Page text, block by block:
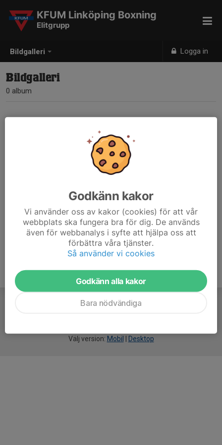
Bildgalleri Logga in
KFUM Linköping Boxning
Elitgrupp
Bildgalleri
0 album
Inga album skapade
Välj version: Mobil Desktop
Godkänn kakor
Vi använder oss av kakor (cookies) för att vår
webbplats ska fungera bra för dig. De används
även för webbanalys i syfte att hjälpa oss att
förbättra våra tjänster.
Så använder vi cookies
Godkänn alla kakor
Bara nödvändiga